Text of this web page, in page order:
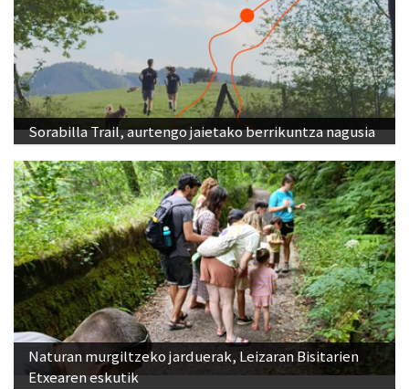
Sorabilla Trail, aurtengo jaietako berrikuntza nagusia
Naturan murgiltzeko jarduerak, Leizaran Bisitarien
Etxearen eskutik